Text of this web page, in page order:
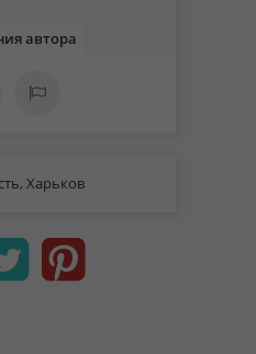
автора
Харьков